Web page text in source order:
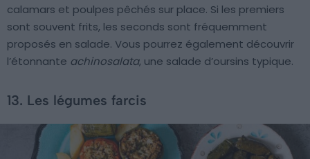
calamars et poulpes pêchés sur place. Si les premiers
sont souvent frits, les seconds sont fréquemment
proposés en salade. Vous pourrez également découvrir
l’étonnante achinosalata, une salade d’oursins typique.
13. Les légumes farcis